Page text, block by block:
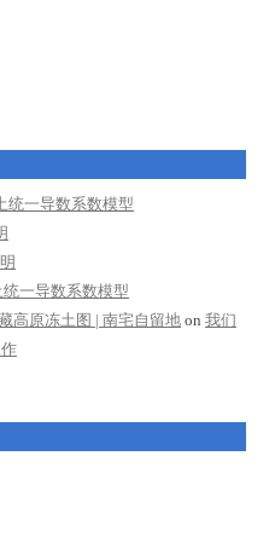
统一导数系数模型
一导数系数模型
高原冻土图 | 南宅自留地 on 我们